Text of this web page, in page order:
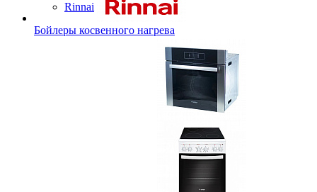
Rinnai
Бойлеры косвенного нагрева